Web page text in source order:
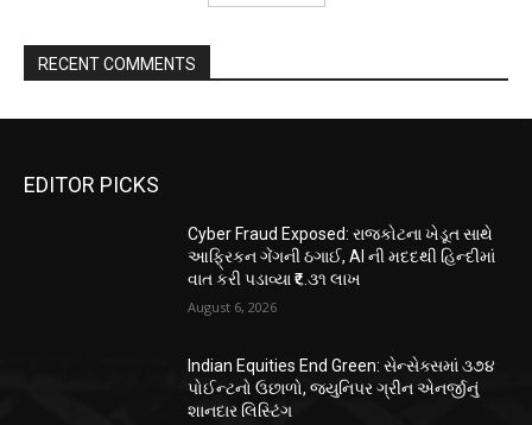
RECENT COMMENTS
EDITOR PICKS
Cyber Fraud Exposed: રાજકોટના ખેડૂત સાથે
આફ્રિકન ગેંગની ઠગાઈ, AI ની મદદથી હિન્દીમાં
વાત કરી પડાવ્યા ₹૬.૩૧ લાખ
August 6, 2026
Indian Equities End Green: સેન્સેક્સમાં ૩૭૪
પોઈન્ટનો ઉછાળો, જ્યુનિપર ગ્રીન એનર્જીનું
શાનદાર લિસ્ટિંગ